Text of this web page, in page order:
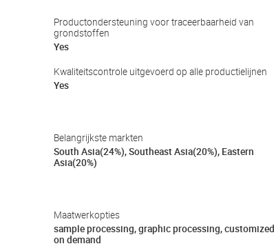
Productondersteuning voor traceerbaarheid van
grondstoffen
Yes
Kwaliteitscontrole uitgevoerd op alle productielijnen
Yes
Belangrijkste markten
South Asia(24%), Southeast Asia(20%), Eastern
Asia(20%)
Maatwerkopties
sample processing, graphic processing, customized
on demand